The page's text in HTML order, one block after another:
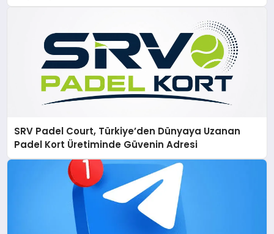
SRV Padel Court, Türkiye’den Dünyaya Uzanan
Padel Kort Üretiminde Güvenin Adresi